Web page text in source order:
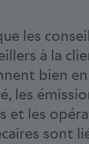
les
à la
bien
les
et les
sont